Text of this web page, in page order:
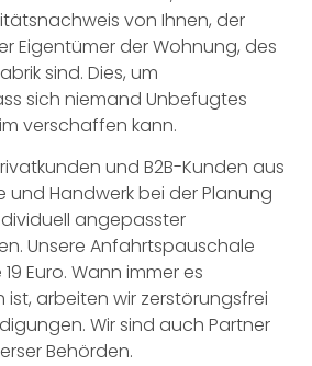
von Ihnen, der
Eigentümer der Wohnung, des
sind. Dies, um
sich niemand Unbefugtes
verschaffen kann.
und B2B-Kunden aus
und Handwerk bei der Planung
angepasster
Unsere Anfahrtspauschale
Euro. Wann immer es
arbeiten wir zerstörungsfrei
Wir sind auch Partner
Behörden.